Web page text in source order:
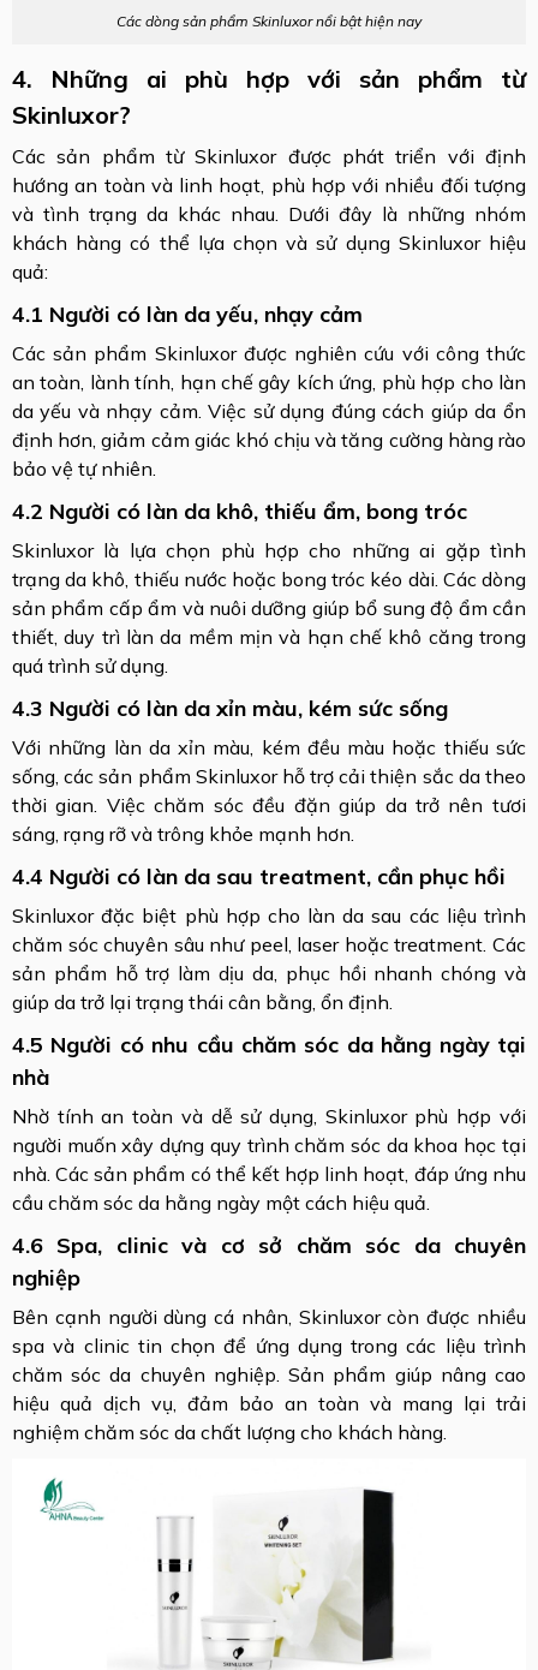
Các dòng sản phẩm Skinluxor nổi bật hiện nay
4. Những ai phù hợp với sản phẩm từ
Skinluxor?
Các sản phẩm từ Skinluxor được phát triển với định
hướng an toàn và linh hoạt, phù hợp với nhiều đối tượng
và tình trạng da khác nhau. Dưới đây là những nhóm
khách hàng có thể lựa chọn và sử dụng Skinluxor hiệu
quả:
4.1 Người có làn da yếu, nhạy cảm
Các sản phẩm Skinluxor được nghiên cứu với công thức
an toàn, lành tính, hạn chế gây kích ứng, phù hợp cho làn
da yếu và nhạy cảm. Việc sử dụng đúng cách giúp da ổn
định hơn, giảm cảm giác khó chịu và tăng cường hàng rào
bảo vệ tự nhiên.
4.2 Người có làn da khô, thiếu ẩm, bong tróc
Skinluxor là lựa chọn phù hợp cho những ai gặp tình
trạng da khô, thiếu nước hoặc bong tróc kéo dài. Các dòng
sản phẩm cấp ẩm và nuôi dưỡng giúp bổ sung độ ẩm cần
thiết, duy trì làn da mềm mịn và hạn chế khô căng trong
quá trình sử dụng.
4.3 Người có làn da xỉn màu, kém sức sống
Với những làn da xỉn màu, kém đều màu hoặc thiếu sức
sống, các sản phẩm Skinluxor hỗ trợ cải thiện sắc da theo
thời gian. Việc chăm sóc đều đặn giúp da trở nên tươi
sáng, rạng rỡ và trông khỏe mạnh hơn.
4.4 Người có làn da sau treatment, cần phục hồi
Skinluxor đặc biệt phù hợp cho làn da sau các liệu trình
chăm sóc chuyên sâu như peel, laser hoặc treatment. Các
sản phẩm hỗ trợ làm dịu da, phục hồi nhanh chóng và
giúp da trở lại trạng thái cân bằng, ổn định.
4.5 Người có nhu cầu chăm sóc da hằng ngày tại
nhà
Nhờ tính an toàn và dễ sử dụng, Skinluxor phù hợp với
người muốn xây dựng quy trình chăm sóc da khoa học tại
nhà. Các sản phẩm có thể kết hợp linh hoạt, đáp ứng nhu
cầu chăm sóc da hằng ngày một cách hiệu quả.
4.6 Spa, clinic và cơ sở chăm sóc da chuyên
nghiệp
Bên cạnh người dùng cá nhân, Skinluxor còn được nhiều
spa và clinic tin chọn để ứng dụng trong các liệu trình
chăm sóc da chuyên nghiệp. Sản phẩm giúp nâng cao
hiệu quả dịch vụ, đảm bảo an toàn và mang lại trải
nghiệm chăm sóc da chất lượng cho khách hàng.